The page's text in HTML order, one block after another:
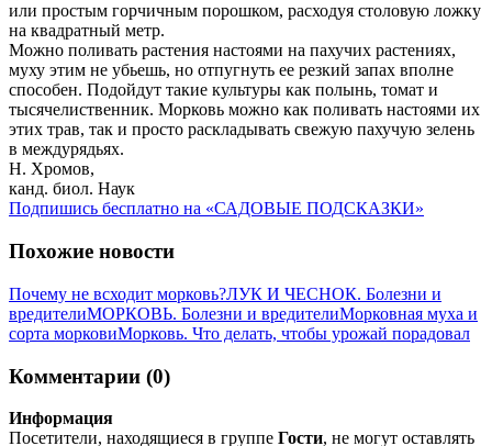
или простым горчичным порошком, расходуя столовую ложку
на квадратный метр.
Можно поливать растения настоями на пахучих растениях,
муху этим не убьешь, но отпугнуть ее резкий запах вполне
способен. Подойдут такие культуры как полынь, томат и
тысячелиственник. Морковь можно как поливать настоями их
этих трав, так и просто раскладывать свежую пахучую зелень
в междурядьях.
Н. Хромов,
канд. биол. Наук
Подпишись бесплатно на «САДОВЫЕ ПОДСКАЗКИ»
Похожие новости
Почему не всходит морковь?ЛУК И ЧЕСНОК. Болезни и
вредителиМОРКОВЬ. Болезни и вредителиМорковная муха и
сорта морковиМорковь. Что делать, чтобы урожай порадовал
Комментарии (0)
Информация
Посетители, находящиеся в группе Гости, не могут оставлять